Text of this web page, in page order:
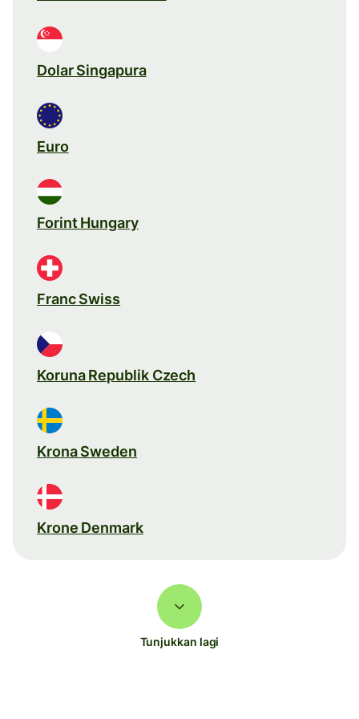
Dolar Singapura
Euro
Forint Hungary
Franc Swiss
Koruna Republik Czech
Krona Sweden
Krone Denmark
Tunjukkan lagi